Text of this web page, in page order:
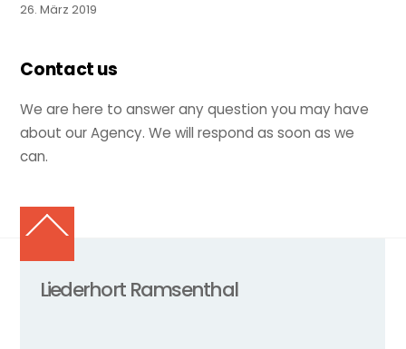
26. März 2019
Contact us
We are here to answer any question you may have
about our Agency. We will respond as soon as we
can.
Back
Top
Liederhort Ramsenthal